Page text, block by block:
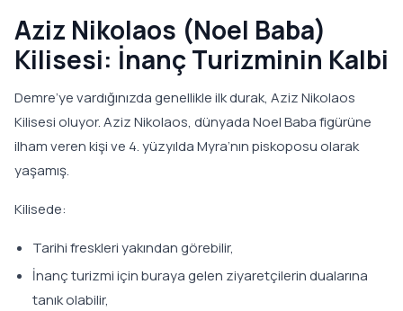
Aziz Nikolaos (Noel Baba)
Kilisesi: İnanç Turizminin Kalbi
Demre’ye vardığınızda genellikle ilk durak, Aziz Nikolaos
Kilisesi oluyor. Aziz Nikolaos, dünyada Noel Baba figürüne
ilham veren kişi ve 4. yüzyılda Myra’nın piskoposu olarak
yaşamış.
Kilisede:
Tarihi freskleri yakından görebilir,
İnanç turizmi için buraya gelen ziyaretçilerin dualarına
tanık olabilir,